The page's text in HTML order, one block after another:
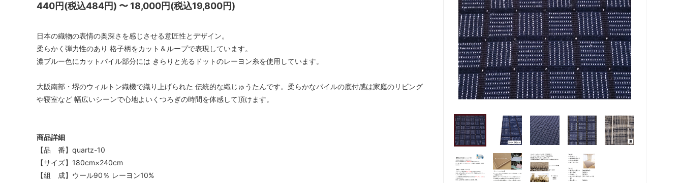
440円(税込484円) 〜 18,000円(税込19,800円)
日本の織物の表情の奥深さを感じさせる意匠性とデザイン。
柔らかく弾力性のあり 格子柄をカット＆ループで表現しています。
濃ブルー色にカットパイル部分には きらりと光るドットのレーヨン糸を使用しています。
大阪南部・堺のウィルトン織機で織り上げられた 伝統的な織じゅうたんです。柔らかなパイルの底付感は家庭のリビング
や寝室など 幅広いシーンで心地よいくつろぎの時間を体感して頂けます。
商品詳細
【品 番】quartz-10
【サイズ】180cm×240cm
【組 成】ウール90％ レーヨン10%